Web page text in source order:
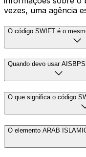
vezes, uma agência
O código SWIFT é o
Quando devo usar
O que significa o código
O elemento ARAB